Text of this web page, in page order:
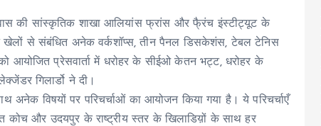
की सांस्कृतिक शाखा आलियांस फ्रांस और फै्रंच इंस्टीट्यूट के
से संबंधित अनेक वर्कशॉप्स, तीन पैनल डिसकेशंस, टेबल टेनिस
आयोजित प्रेसवार्ता में धरोहर के सीईओ केतन भट्ट, धरोहर के
गिलार्डो ने दी।
विषयों पर परिचर्चाओं का आयोजन किया गया है। ये परिचर्चाएँ
और उदयपुर के राष्ट्रीय स्तर के खिलाडिय़ों के साथ हर